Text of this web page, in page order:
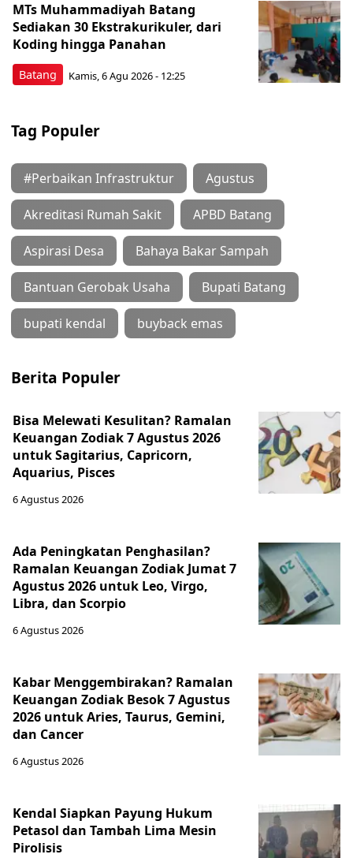
Batang
MTs Muhammadiyah Batang
Sediakan 30 Ekstrakurikuler, dari
Koding hingga Panahan
Kamis, 6 Agu 2026 - 12:25
Tag Populer
#Perbaikan Infrastruktur Agustus
Akreditasi Rumah Sakit APBD Batang
Aspirasi Desa Bahaya Bakar Sampah
Bantuan Gerobak Usaha Bupati Batang
bupati kendal buyback emas
Berita Populer
Bisa Melewati Kesulitan? Ramalan
Keuangan Zodiak 7 Agustus 2026
untuk Sagitarius, Capricorn,
Aquarius, Pisces
6 Agustus 2026
Ada Peningkatan Penghasilan?
Ramalan Keuangan Zodiak Jumat 7
Agustus 2026 untuk Leo, Virgo,
Libra, dan Scorpio
6 Agustus 2026
Kabar Menggembirakan? Ramalan
Keuangan Zodiak Besok 7 Agustus
2026 untuk Aries, Taurus, Gemini,
dan Cancer
6 Agustus 2026
Kendal Siapkan Payung Hukum
Petasol dan Tambah Lima Mesin
Pirolisis